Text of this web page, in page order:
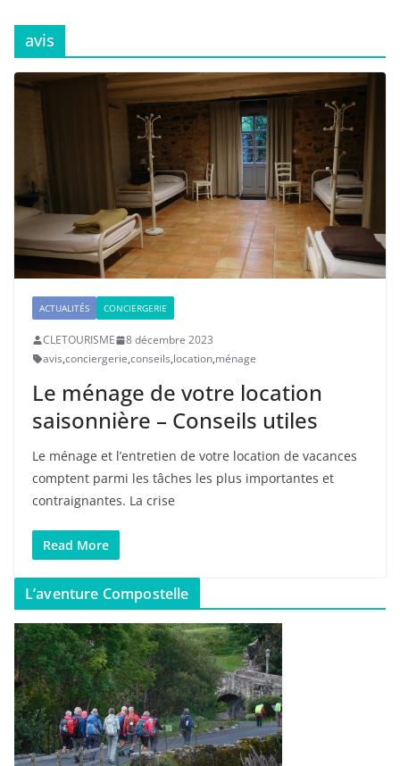
avis
ACTUALITÉS CONCIERGERIE
CLETOURISME
8 décembre 2023
avis,conciergerie,conseils,location,ménage
Le ménage de votre location
saisonnière – Conseils utiles
Le ménage et l’entretien de votre location de vacances
comptent parmi les tâches les plus importantes et
contraignantes. La crise
Read More
L’aventure Compostelle